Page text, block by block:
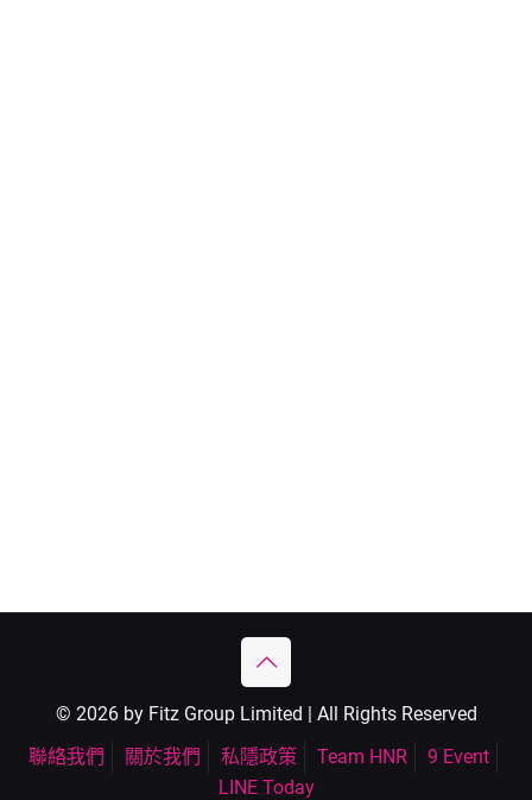
© 2026 by Fitz Group Limited | All Rights Reserved
聯絡我們
關於我們 私隱政策 Team HNR
9 Event
LINE Today